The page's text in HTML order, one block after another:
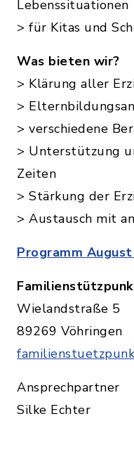
Lebenssituationen
> für Kitas und
Was bieten wir?
> Klärung aller
>
> verschiedene
> Unterstützung
Zeiten
> Stärkung der
> Austausch mit
Programm
Wielandstraße 5
89269 Vöhringen
Ansprechpartner
Silke Echter